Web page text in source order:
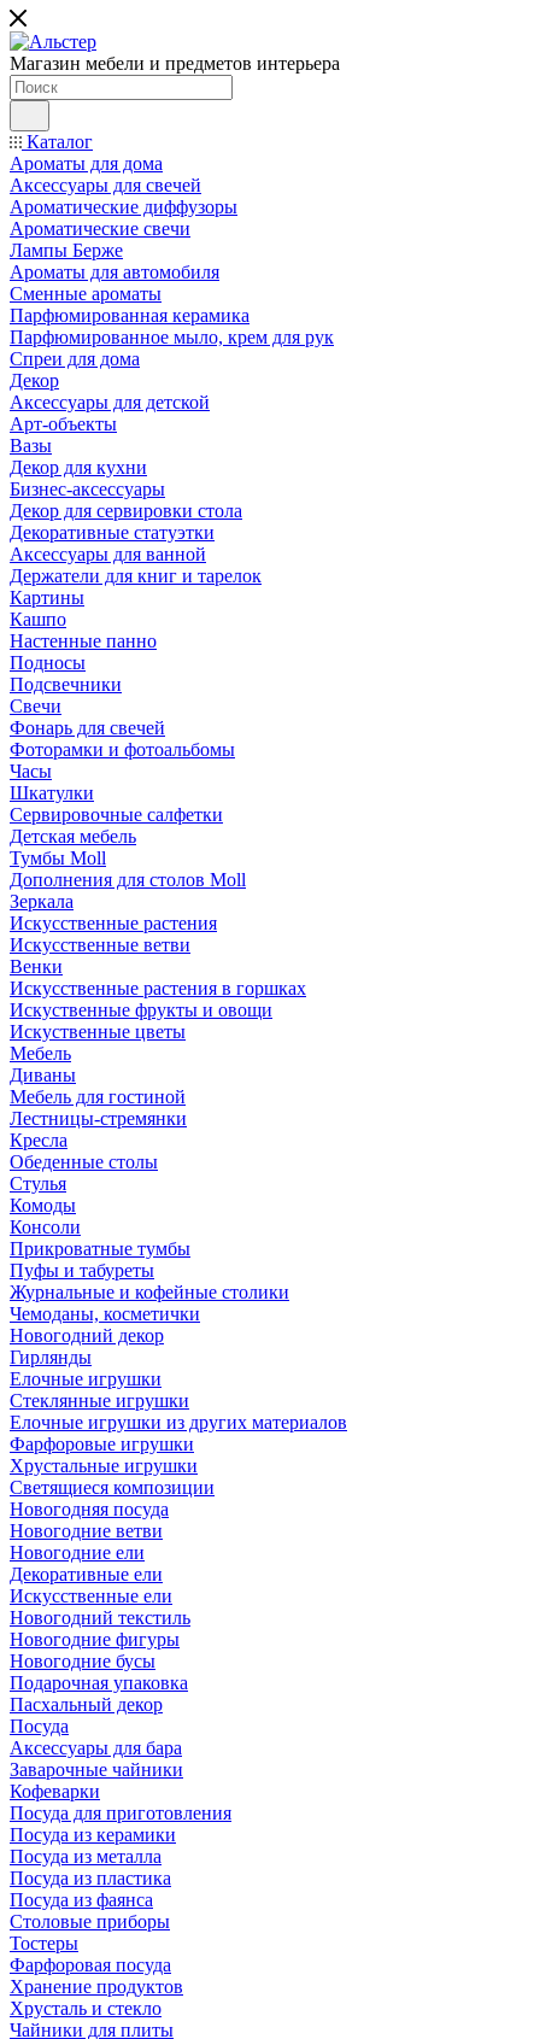
Магазин мебели и предметов интерьера
Каталог
Ароматы для дома
Аксессуары для свечей
Ароматические диффузоры
Ароматические свечи
Лампы Берже
Ароматы для автомобиля
Сменные ароматы
Парфюмированная керамика
Парфюмированное мыло, крем для рук
Спреи для дома
Декор
Аксессуары для детской
Арт-объекты
Вазы
Декор для кухни
Бизнес-аксессуары
Декор для сервировки стола
Декоративные статуэтки
Аксессуары для ванной
Держатели для книг и тарелок
Картины
Кашпо
Настенные панно
Подносы
Подсвечники
Свечи
Фонарь для свечей
Фоторамки и фотоальбомы
Часы
Шкатулки
Сервировочные салфетки
Детская мебель
Тумбы Moll
Дополнения для столов Moll
Зеркала
Искусственные растения
Искусственные ветви
Венки
Искусственные растения в горшках
Искуственные фрукты и овощи
Искуственные цветы
Мебель
Диваны
Мебель для гостиной
Лестницы-стремянки
Кресла
Обеденные столы
Стулья
Комоды
Консоли
Прикроватные тумбы
Пуфы и табуреты
Журнальные и кофейные столики
Чемоданы, косметички
Новогодний декор
Гирлянды
Елочные игрушки
Стеклянные игрушки
Елочные игрушки из других материалов
Фарфоровые игрушки
Хрустальные игрушки
Светящиеся композиции
Новогодняя посуда
Новогодние ветви
Новогодние ели
Декоративные ели
Искусственные ели
Новогодний текстиль
Новогодние фигуры
Новогодние бусы
Подарочная упаковка
Пасхальный декор
Посуда
Аксессуары для бара
Заварочные чайники
Кофеварки
Посуда для приготовления
Посуда из керамики
Посуда из металла
Посуда из пластика
Посуда из фаянса
Столовые приборы
Тостеры
Фарфоровая посуда
Хранение продуктов
Хрусталь и стекло
Чайники для плиты